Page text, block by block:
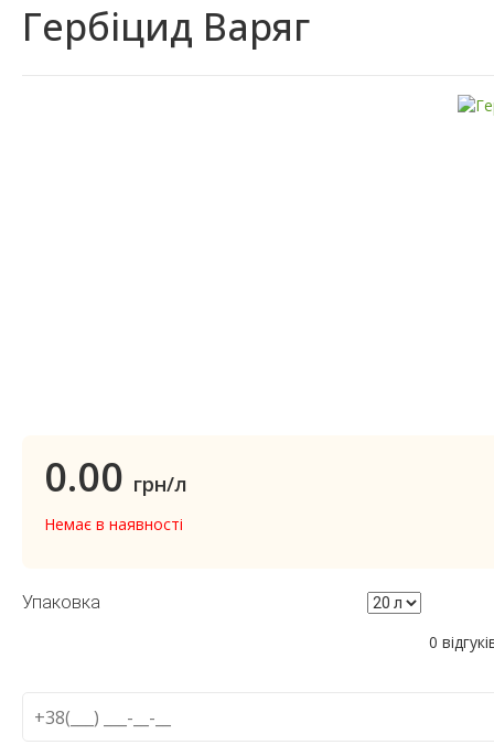
Гербіцид Варяг
0.00 грн/л
Немає в наявності
Упаковка
0